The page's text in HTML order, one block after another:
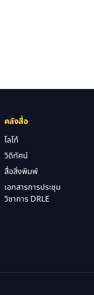
คลังสื่อ
โลโก้
วิดิทัศน์
สื่อสิ่งพิมพ์
เอกสารการประชุม
วิชาการ DRLE